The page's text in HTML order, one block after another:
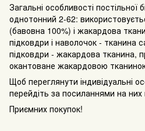
Загальні особливості постільної
однотонний 2-62:
(бавовна 100%) і жакардова
підковдри і наволочок - тканина
підковдри - жакардова тканина,
окантоване жакардовою
Щоб переглянути індивідуальні
перейдіть за посиланнями на
Приємних покупок!